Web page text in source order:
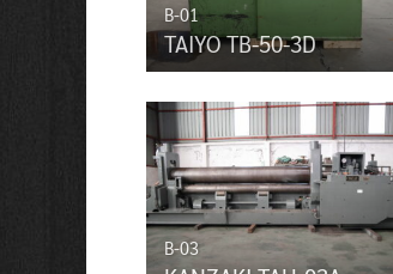
B-01
TAIYO TB-50-3D
B-03